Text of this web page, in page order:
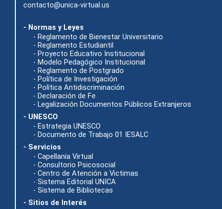
contacto@unica-virtual.us
- Normas y Leyes
- Reglamento de Bienestar Universitario
- Reglamento Estudiantil
- Proyecto Educativo Institucional
- Modelo Pedagógico Institucional
- Reglamento de Postgrado
- Política de Investigación
- Política Antidiscriminación
- Declaración de Fe
- Legalización Documentos Públicos Extranjeros
- UNESCO
- Estrategia UNESCO
- Documento de Trabajo 01 IESALC
- Servicios
- Capellanía Virtual
- Consultorio Psicosocial
- Centro de Atención a Victimas
- Sistema Editorial UNICA
- Sistema de Bibliotecas
- Sitios de Interés